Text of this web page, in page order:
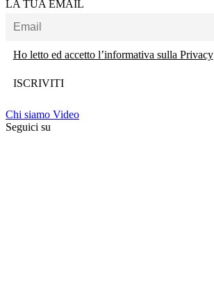
LA TUA EMAIL
Ho letto ed accetto l’informativa sulla Privacy
Chi siamo Video
Seguici su